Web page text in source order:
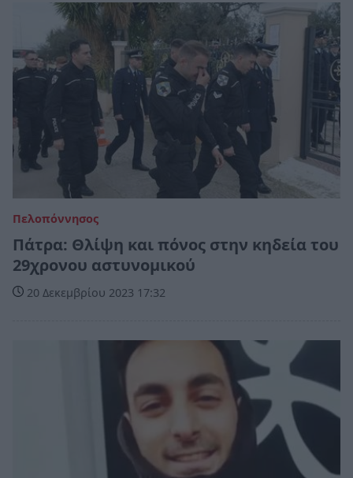
Πελοπόννησος
Πάτρα: Θλίψη και πόνος στην κηδεία του
29χρονου αστυνομικού
20 Δεκεμβρίου 2023 17:32